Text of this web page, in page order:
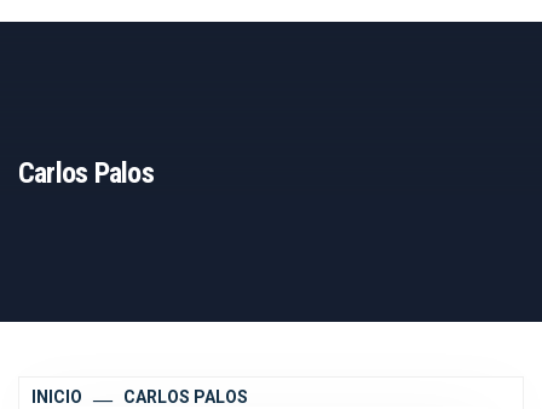
Carlos Palos
INICIO CARLOS PALOS